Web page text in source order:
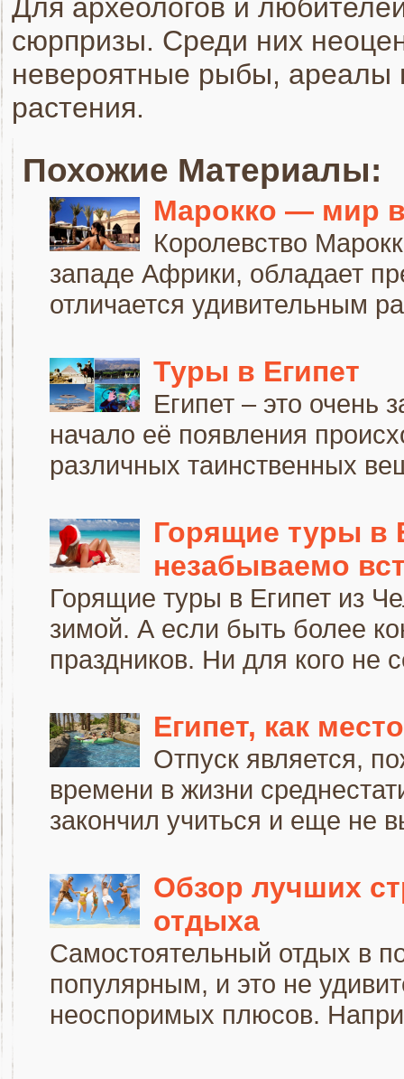
Для археологов и
сюрпризы. Среди них
невероятные рыбы, ареалы
растения.
Похожие Материалы:
Марокко — мир
Королевство
западе Африки, обладает
отличается удивительным
Туры в Египет
Египет – это очень
начало её появления
различных таинственных
Горящие туры в
незабываемо
Горящие туры в Египет из
зимой. А если быть более
праздников. Ни для кого не
Египет, как
Отпуск является,
времени в жизни
закончил учиться и еще не
Обзор лучших
отдыха
Самостоятельный отдых в
популярным, и это не
неоспоримых плюсов.